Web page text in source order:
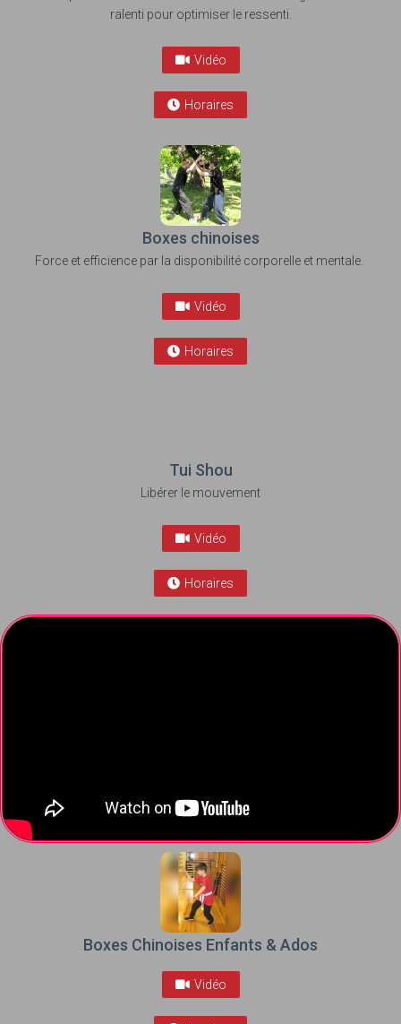
ralenti pour optimiser le ressenti.
Vidéo
Horaires
Boxes chinoises
Force et efficience par la disponibilité corporelle et mentale.
Vidéo
Horaires
Tui Shou
Libérer le mouvement
Vidéo
Horaires
Boxes Chinoises Enfants & Ados
Vidéo